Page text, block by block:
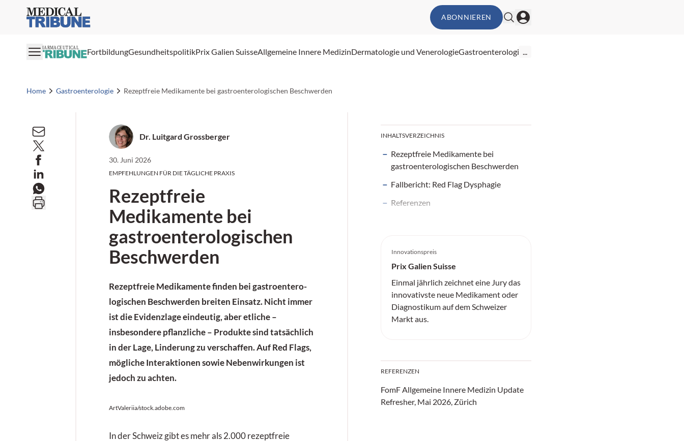
Medical Tribune ABONNIEREN
PHARMACEUTICAL FortbildungGesundheitspolitikPrix Galien SuisseAllgemeine Innere MedizinDermatologie und VenerologieGastroenterologie...
Home Gastroenterologie Rezeptfreie Medikamente bei gastroenterologischen Beschwerden
Dr. Luitgard Grossberger
30. Juni 2026
EMPFEHLUNGEN FÜR DIE TÄGLICHE PRAXIS
Rezeptfreie
Medikamente bei
gastroenterologischen
Beschwerden
Rezeptfreie Medikamente finden bei gastroentero­
logischen Beschwerden breiten Einsatz. Nicht immer
ist die Evidenzlage eindeutig, aber etliche –
insbesondere pflanzliche – Produkte sind tatsächlich
in der Lage, Linderung zu verschaffen. Auf Red Flags,
mögliche Interaktionen sowie Nebenwirkungen ist
jedoch zu achten.
ArtValeriia/stock.adobe.com
In der Schweiz gibt es mehr als 2.000 rezeptfreie
INHALTSVERZEICHNIS
Rezeptfreie Medikamente bei
gastroenterologischen Beschwerden
Fallbericht: Red Flag Dysphagie
Referenzen
Innovationspreis
Prix Galien Suisse
Einmal jährlich zeichnet eine Jury das
innovativste neue Medikament oder
Diagnostikum auf dem Schweizer
Markt aus.
REFERENZEN
FomF Allgemeine Innere Medizin Update
Refresher, Mai 2026, Zürich